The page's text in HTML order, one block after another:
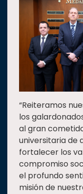
“Reiteramos
los
al gran
universitaria de
fortalecer los
compromiso
el profundo
misión de